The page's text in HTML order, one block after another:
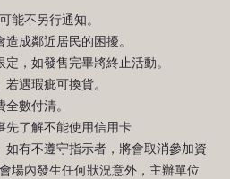
能不另行通知。
成鄰近居民的困擾。
，如發售完畢將終止活動。
遇瑕疵可換貨。
數付清。
先了解不能使用信用卡
有不遵守指示者，將會取消參加資
場內發生任何狀況意外，主辦單位